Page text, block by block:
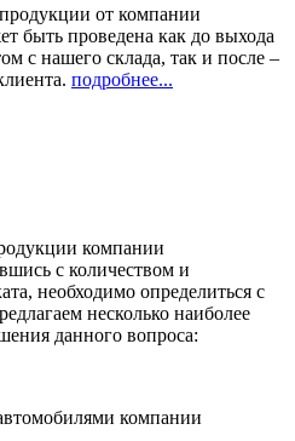
от компании
быть проведена как до выхода
с нашего склада, так и после –
подробнее...
компании
с количеством и
необходимо определиться с
несколько наиболее
данного вопроса:
компании